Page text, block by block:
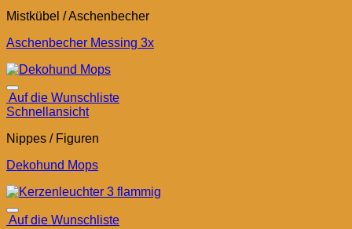
Mistkübel / Aschenbecher
Aschenbecher Messing 3x
Auf die Wunschliste
Schnellansicht
Nippes / Figuren
Dekohund Mops
Auf die Wunschliste